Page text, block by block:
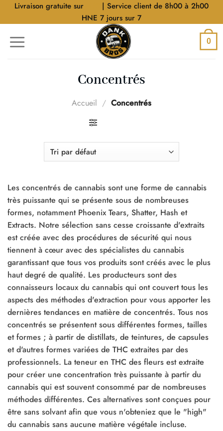
AllerLivraison gratuite sur
| Service client de 8h00 à 2h00
HNE 7 jours sur 7
0
Concentrés
Accueil / Concentrés
Les concentrés de cannabis sont une forme de cannabis
très puissante qui se présente sous de nombreuses
formes, notamment Phoenix Tears, Shatter, Hash et
Extracts. Notre sélection sans cesse croissante d'extraits
est créée avec des procédures de sécurité qui nous
tiennent à cœur avec des spécialistes du cannabis
garantissant que tous vos produits sont créés avec le plus
haut degré de qualité. Les producteurs sont des
connaisseurs locaux du cannabis qui ont couvert tous les
aspects des méthodes d'extraction pour vous apporter les
dernières tendances en matière de concentrés. Tous nos
concentrés se présentent sous différentes formes, tailles
et formes ; à partir de distillats, de teintures, de capsules
et d'autres formes variées de THC extraites par des
professionnels. La teneur en THC des fleurs est extraite
pour créer une concentration très puissante à partir du
cannabis qui est souvent consommé par de nombreuses
méthodes différentes. Ces alternatives sont conçues pour
être sans solvant afin que vous n'obteniez que le "high"
du cannabis sans aucune matière végétale incluse.